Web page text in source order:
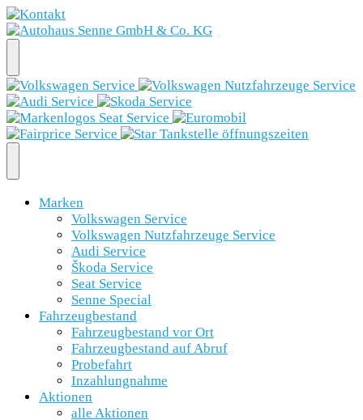
Marken
Volkswagen Service
Volkswagen Nutzfahrzeuge Service
Audi Service
Škoda Service
Seat Service
Senne Special
Fahrzeugbestand
Fahrzeugbestand vor Ort
Fahrzeugbestand auf Abruf
Probefahrt
Inzahlungnahme
Aktionen
alle Aktionen